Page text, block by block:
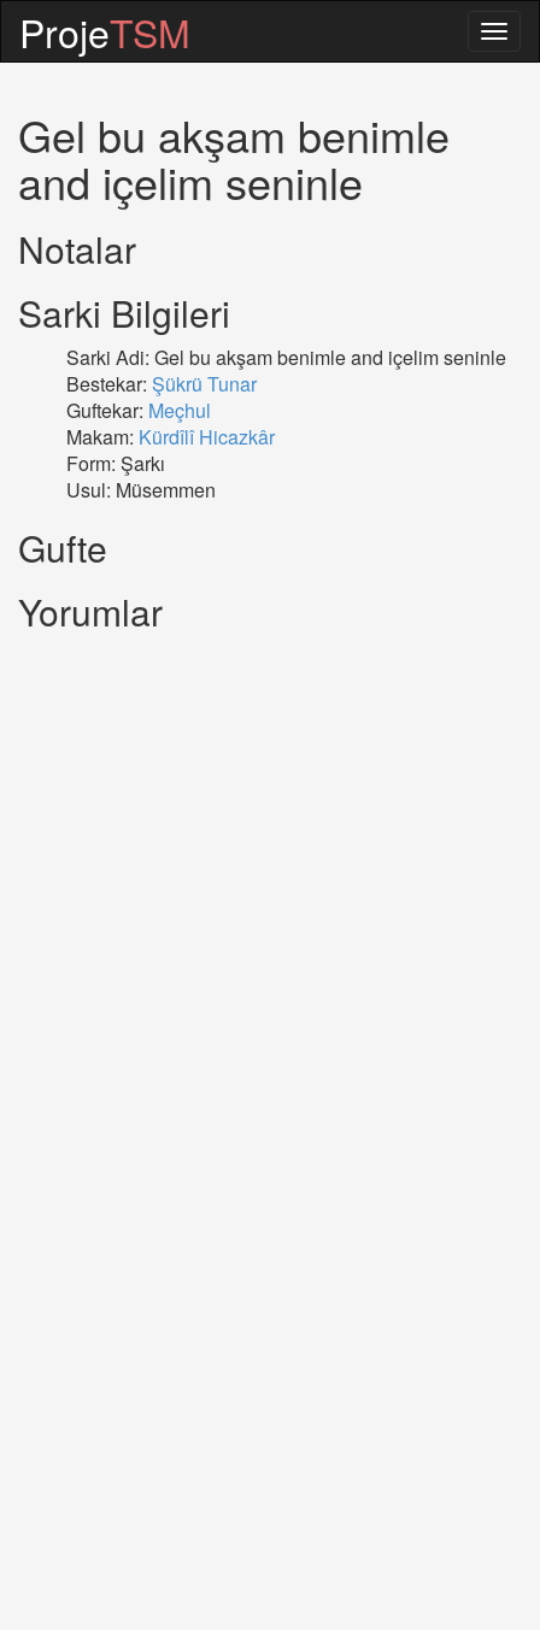
ProjeTSM
Gel bu akşam benimle
and içelim seninle
Notalar
Sarki Bilgileri
Sarki Adi: Gel bu akşam benimle and içelim seninle
Bestekar: Şükrü Tunar
Guftekar: Meçhul
Makam: Kürdîlî Hicazkâr
Form: Şarkı
Usul: Müsemmen
Gufte
Yorumlar